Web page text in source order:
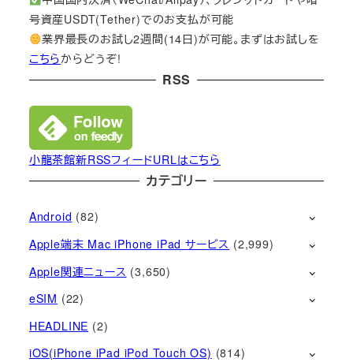
号資産USDT(Tether)でのお支払が可能
業界最長のお試し2週間(14日)が可能。まずはお試しを
こちらからどうぞ!
RSS
小龍茶館新RSSフィードURLはこちら
カテゴリー
Android (82)
Apple端末 Mac iPhone iPad サービス (2,999)
Apple関連ニュース (3,650)
eSIM (22)
HEADLINE (2)
iOS(iPhone iPad iPod Touch OS) (814)